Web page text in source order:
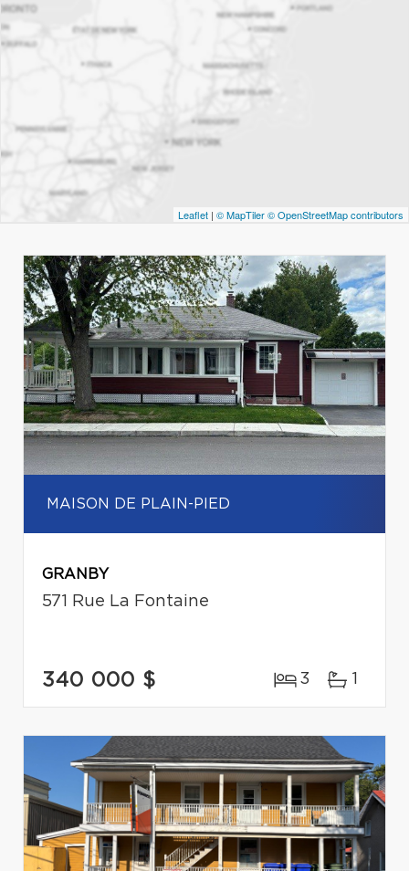
Leaflet | © MapTiler© OpenStreetMap contributors
MAISON DE PLAIN-PIED
GRANBY
571 Rue La Fontaine
340 000 $ 3 1